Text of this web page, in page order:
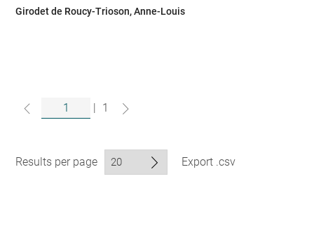
Girodet de Roucy-Trioson, Anne-Louis
1
Results per page Export .csv